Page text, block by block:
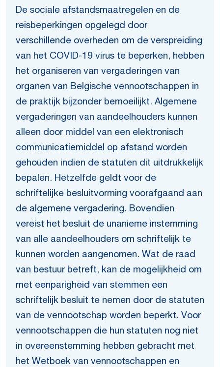
De sociale afstandsmaatregelen en de
reisbeperkingen opgelegd door
verschillende overheden om de verspreiding
van het COVID-19 virus te beperken, hebben
het organiseren van vergaderingen van
organen van Belgische vennootschappen in
de praktijk bijzonder bemoeilijkt. Algemene
vergaderingen van aandeelhouders kunnen
alleen door middel van een elektronisch
communicatiemiddel op afstand worden
gehouden indien de statuten dit uitdrukkelijk
bepalen. Hetzelfde geldt voor de
schriftelijke besluitvorming voorafgaand aan
de algemene vergadering. Bovendien
vereist het besluit de unanieme instemming
van alle aandeelhouders om schriftelijk te
kunnen worden aangenomen. Wat de raad
van bestuur betreft, kan de mogelijkheid om
met eenparigheid van stemmen een
schriftelijk besluit te nemen door de statuten
van de vennootschap worden beperkt. Voor
vennootschappen die hun statuten nog niet
in overeenstemming hebben gebracht met
het Wetboek van vennootschappen en